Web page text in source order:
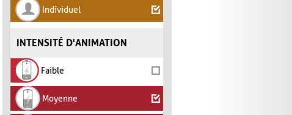
Individuel
INTENSITÉ D'ANIMATION
Faible
Moyenne